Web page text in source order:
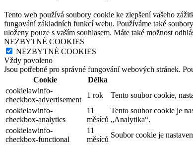
Tento web používá soubory cookie ke zlepšení vašeho
fungování základních funkcí webu. Používáme také
uloženy pouze s vaším souhlasem. Máte také možnost
NEZBYTNÉ COOKIES
NEZBYTNÉ COOKIES
Vždy povoleno
Jsou potřebné pro správné fungování webových stránek.
Cookie
Délka
cookielawinfo-
checkbox-advertisement
1 rok
Tento soubor cookie,
cookielawinfo-
checkbox-analytics
11
měsíců
Tento soubor cookie je
„Analytika“.
cookielawinfo-
checkbox-functional
11
měsíců
Soubor cookie je